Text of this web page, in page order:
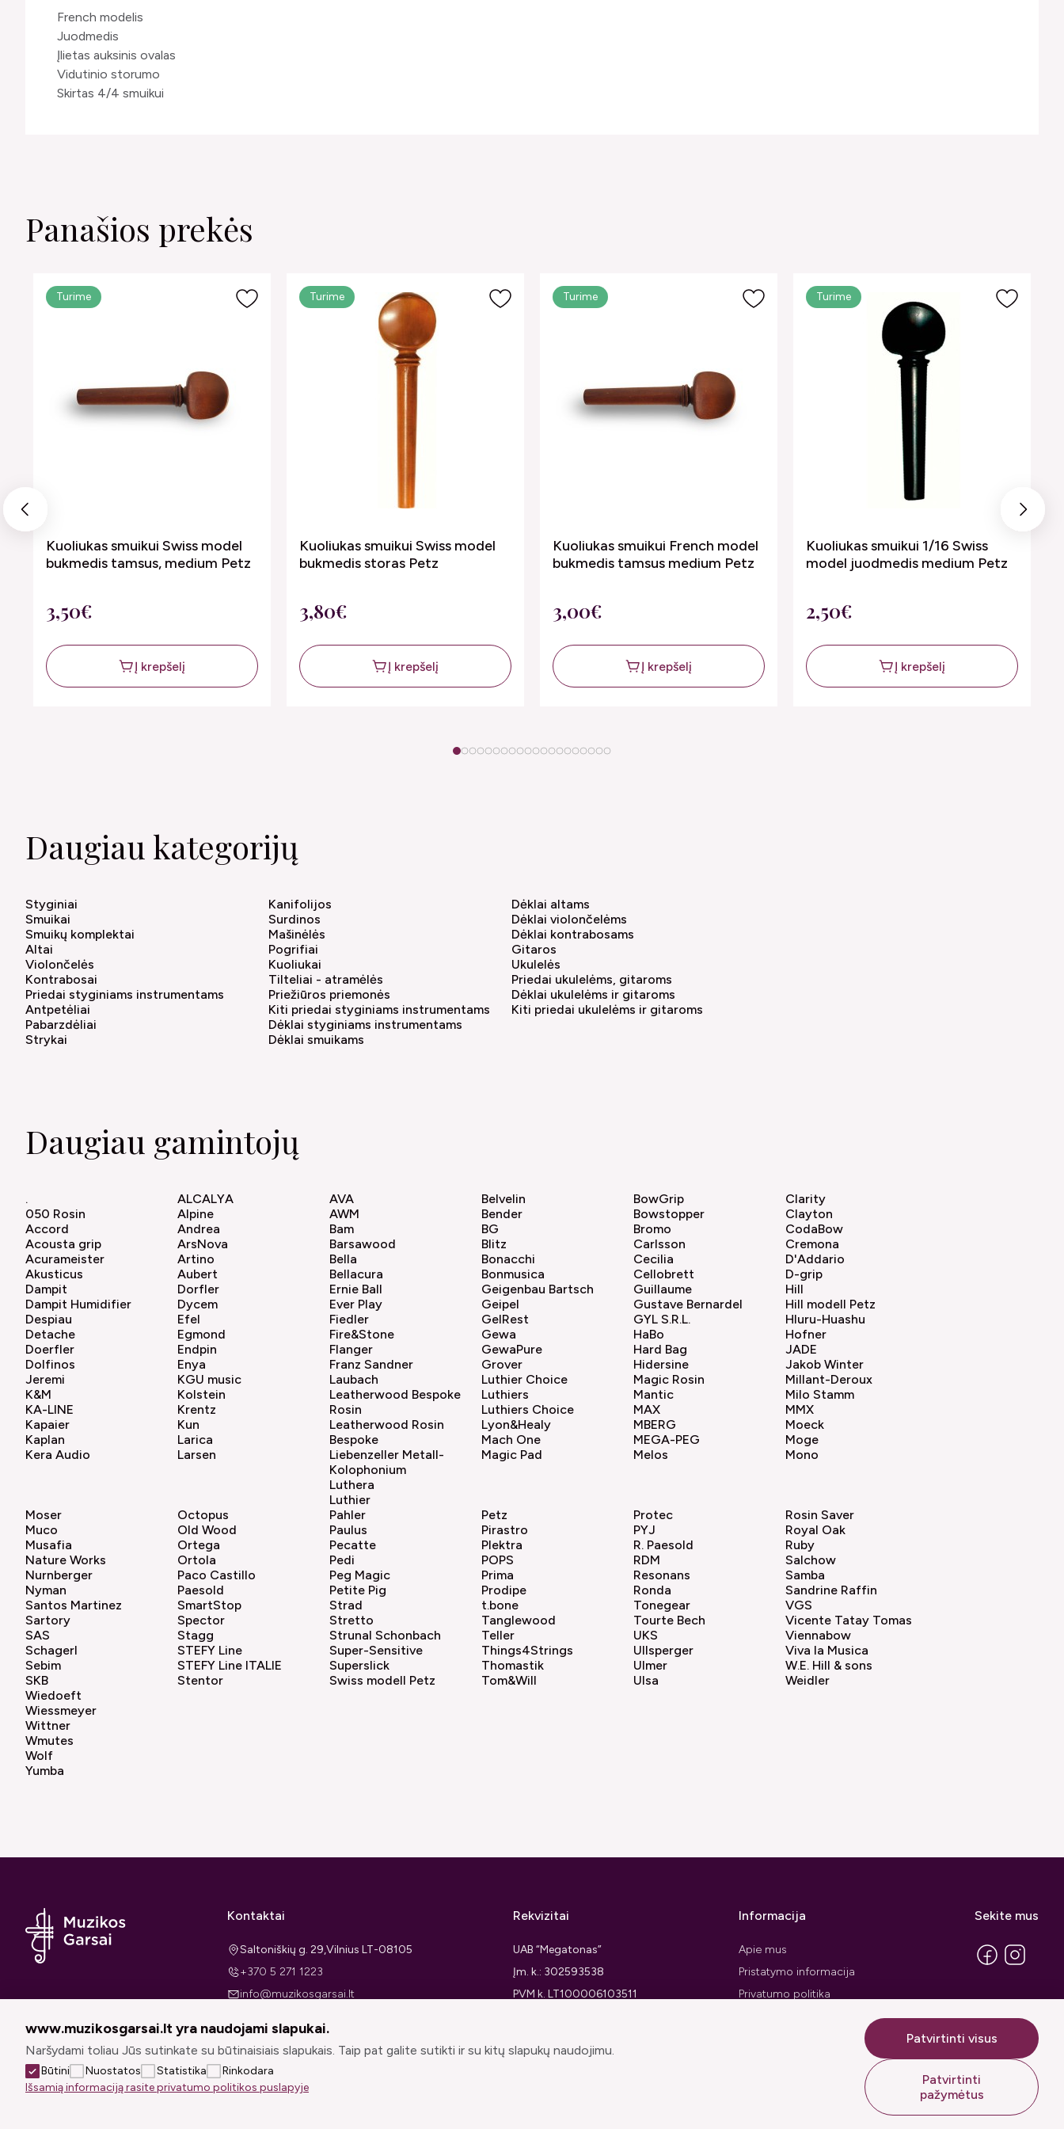
French modelis
Juodmedis
Įlietas auksinis ovalas
Vidutinio storumo
Skirtas 4/4 smuikui
Panašios prekės
Previous
Turime
Kuoliukas smuikui Swiss model
bukmedis tamsus, medium Petz
3,50€
Į krepšelį
Turime
Kuoliukas smuikui Swiss model
bukmedis storas Petz
3,80€
Į krepšelį
Turime
Kuoliukas smuikui French model
bukmedis tamsus medium Petz
3,00€
Į krepšelį
Turime
Kuoliukas smuikui 1/16 Swiss
model juodmedis medium Petz
2,50€
Į krepšelį
Next
1 2 3 4 5 6 7 8 91011121314151617181920
Daugiau kategorijų
Styginiai
Smuikai
Smuikų komplektai
Altai
Violončelės
Kontrabosai
Priedai styginiams instrumentams
Antpetėliai
Pabarzdėliai
Strykai
Kanifolijos
Surdinos
Mašinėlės
Pogrifiai
Kuoliukai
Tilteliai - atramėlės
Priežiūros priemonės
Kiti priedai styginiams instrumentams
Dėklai styginiams instrumentams
Dėklai smuikams
Dėklai altams
Dėklai violončelėms
Dėklai kontrabosams
Gitaros
Ukulelės
Priedai ukulelėms, gitaroms
Dėklai ukulelėms ir gitaroms
Kiti priedai ukulelėms ir gitaroms
Daugiau gamintojų
.
050 Rosin
Accord
Acousta grip
Acurameister
Akusticus
ALCALYA
Alpine
Andrea
ArsNova
Artino
Aubert
AVA
AWM
Bam
Barsawood
Bella
Bellacura
Belvelin
Bender
BG
Blitz
Bonacchi
Bonmusica
BowGrip
Bowstopper
Bromo
Carlsson
Cecilia
Cellobrett
Clarity
Clayton
CodaBow
Cremona
D'Addario
D-grip
Dampit
Dampit Humidifier
Despiau
Detache
Doerfler
Dolfinos
Dorfler
Dycem
Efel
Egmond
Endpin
Enya
Ernie Ball
Ever Play
Fiedler
Fire&Stone
Flanger
Franz Sandner
Geigenbau Bartsch
Geipel
GelRest
Gewa
GewaPure
Grover
Guillaume
Gustave Bernardel
GYL S.R.L.
HaBo
Hard Bag
Hidersine
Hill
Hill modell Petz
Hluru-Huashu
Hofner
JADE
Jakob Winter
Jeremi
K&M
KA-LINE
Kapaier
Kaplan
Kera Audio
KGU music
Kolstein
Krentz
Kun
Larica
Larsen
Laubach
Leatherwood Bespoke
Rosin
Leatherwood Rosin
Bespoke
Liebenzeller Metall-
Kolophonium
Luthera
Luthier
Luthier Choice
Luthiers
Luthiers Choice
Lyon&Healy
Mach One
Magic Pad
Magic Rosin
Mantic
MAX
MBERG
MEGA-PEG
Melos
Millant-Deroux
Milo Stamm
MMX
Moeck
Moge
Mono
Moser
Muco
Musafia
Nature Works
Nurnberger
Nyman
Octopus
Old Wood
Ortega
Ortola
Paco Castillo
Paesold
Pahler
Paulus
Pecatte
Pedi
Peg Magic
Petite Pig
Petz
Pirastro
Plektra
POPS
Prima
Prodipe
Protec
PYJ
R. Paesold
RDM
Resonans
Ronda
Rosin Saver
Royal Oak
Ruby
Salchow
Samba
Sandrine Raffin
Santos Martinez
Sartory
SAS
Schagerl
Sebim
SKB
SmartStop
Spector
Stagg
STEFY Line
STEFY Line ITALIE
Stentor
Strad
Stretto
Strunal Schonbach
Super-Sensitive
Superslick
Swiss modell Petz
t.bone
Tanglewood
Teller
Things4Strings
Thomastik
Tom&Will
Tonegear
Tourte Bech
UKS
Ullsperger
Ulmer
Ulsa
VGS
Vicente Tatay Tomas
Viennabow
Viva la Musica
W.E. Hill & sons
Weidler
Wiedoeft
Wiessmeyer
Wittner
Wmutes
Wolf
Yumba
Kontaktai
Saltoniškių g. 29,Vilnius LT-08105
+370 5 271 1223
info@muzikosgarsai.lt
Rekvizitai
UAB “Megatonas”
Įm. k.: 302593538
PVM k. LT100006103511
Informacija
Apie mus
Pristatymo informacija
Privatumo politika
Sekite mus
Sprendimas:
www.muzikosgarsai.lt yra naudojami slapukai.
Naršydami toliau Jūs sutinkate su būtinaisiais slapukais. Taip pat galite sutikti ir su kitų slapukų naudojimu.
Būtini Nuostatos Statistika
Rinkodara
Išsamią informaciją rasite privatumo politikos puslapyje
Patvirtinti visus
Patvirtinti
pažymėtus